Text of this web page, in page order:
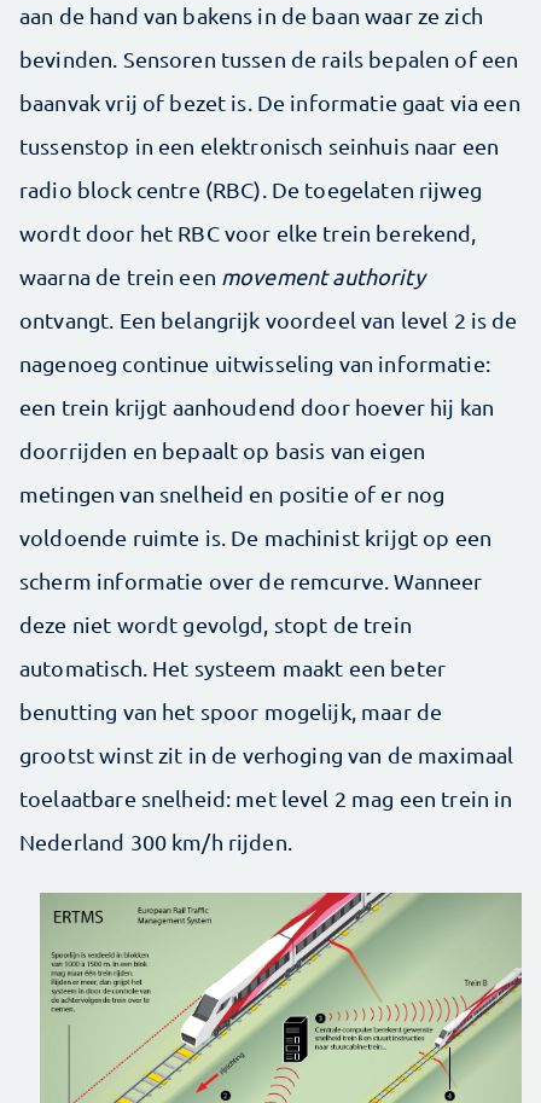
aan de hand van bakens in de baan waar ze zich
bevinden. Sensoren tussen de rails bepalen of een
baanvak vrij of bezet is. De informatie gaat via een
tussenstop in een elektronisch seinhuis naar een
radio block centre (RBC). De toegelaten rijweg
wordt door het RBC voor elke trein berekend,
waarna de trein een movement authority
ontvangt. Een belangrijk voordeel van level 2 is de
nagenoeg continue uitwisseling van informatie:
een trein krijgt aanhoudend door hoever hij kan
doorrijden en bepaalt op basis van eigen
metingen van snelheid en positie of er nog
voldoende ruimte is. De machinist krijgt op een
scherm informatie over de remcurve. Wanneer
deze niet wordt gevolgd, stopt de trein
automatisch. Het systeem maakt een beter
benutting van het spoor mogelijk, maar de
grootst winst zit in de verhoging van de maximaal
toelaatbare snelheid: met level 2 mag een trein in
Nederland 300 km/h rijden.